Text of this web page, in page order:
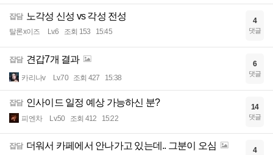
잡담 노각성 신성 vs 각성 전성
탈론x이즈 Lv.6 조회 153 15:45
4
댓글
잡담 견갑7개 결과
카리나v Lv.70 조회 427 15:38
6
댓글
잡담 인사이드 일정 예상 가능하신 분?
피엔차 Lv.50 조회 412 15:22
14
댓글
잡담 더워서 카페에서 안나가고 있는데.. 그분이 오심 4